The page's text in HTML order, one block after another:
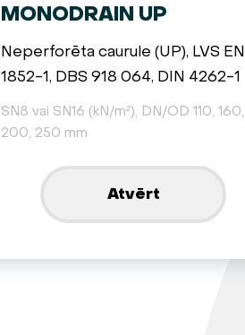
MONODRAIN UP
Neperforēta caurule (UP), LVS EN
1852-1, DBS 918 064, DIN 4262-1
SN8 vai SN16 (kN/m²), DN/OD 110, 160,
200, 250 mm
Atvērt